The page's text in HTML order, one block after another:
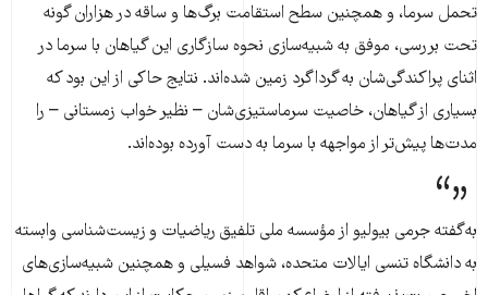
تحمل سرما، و همچنین سطح استقامت برگ‌ها و ساقه در هزاران گونه
تحت بررسی، موفق به شبیه‌سازی نحوه سازگاری این گیاهان با سرما در
اثنای پراکندگی‌شان به گرداگرد زمین شده‌اند. نتایج حاکی از این بود که
بسیاری از گیاهان، خاصیت سرماستیزی‌شان – نظیر خواب زمستانی – را
مدت‌ها پیش‌تر از مواجهه با سرما به دست آورده‌ بوده‌اند.
به‌گفته جرمی بیولیو از مؤسسه ملی تلفیق ریاضیات و زیست‌شناسی وابسته
به دانشگاه تنسی ایالات متحده، شواهد فسیلی و همچنین شبیه‌سازی‌های